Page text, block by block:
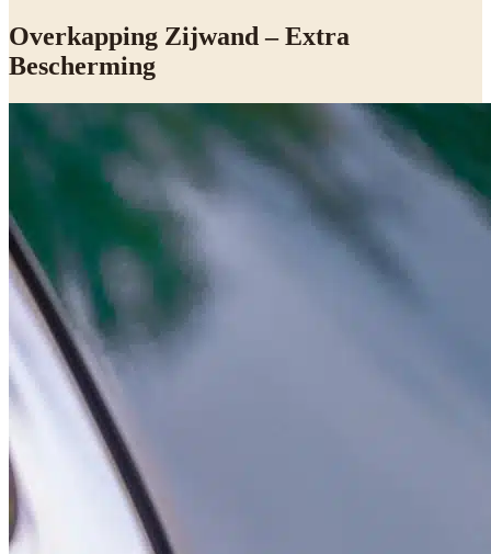
Overkapping Zijwand – Extra
Bescherming